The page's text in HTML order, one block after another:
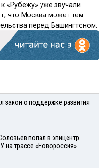
«Рубежу» уже звучали
что Москва может тем
перед Вашингтоном.
закон о поддержке развития
попал в эпицентр
на трассе «Новороссия»